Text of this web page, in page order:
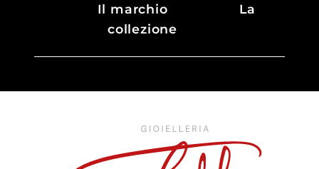
Il marchio
La
collezione